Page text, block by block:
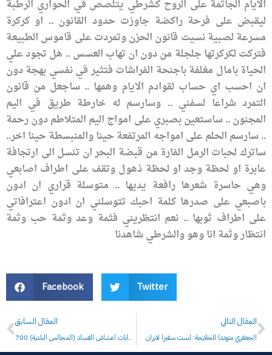
الايام الجاثمة على الروح كشرطي يتلصص في الحواري الرطبة
ليقبض على فرحة راكضة جاوزت حدود القانون .. او كركرة
مسرعة لصبية نسيت قانون الحزن وتمردت على قاموس الطبيعة
فتركت لكركرتها جلجلة من دون ان تهاب العسس .. هل تجود علي
الحياة بامال مغلفة باجنحة الفراشات فتثير في نفسي بهجة دون
ان احسب اي حساب لقوادم الايام وهمها .. ساجعل من قانون
التمرد شراعا لسفني .. وسارسم له خارطة طريق في اليم
المجنون .. ساستعين بصبري على امواج اليم المتلاطم دون رحمة
.. سارسم الحلم على امواجه المرتفعة حينا والمنبسطة حينا اخر..
ساترك لحبات الرمل الفارة من قبضة البحر ان تنسل الى ارتجافة
عابرة او لحظة وجد او لحظة ذهول وتقف على اطراف اصابعي
وهي حاسرة شعرها رافعة يديها .. متوسلة قراري ان ادون
باصبعي على صدرها كلمة احبك تتوسلني ان ادون اعترافاتي
على اطراف ثوبها .. نعم انتظريني فثمة وعد وثمة حب وثمة
انتظار وثمة انا وهو والشرطي شاهدنا
Facebook Twitter
Prev
المقال السابق
700 مليار دينار عراقي لاجراء انتخابات اعشاش الفساد (المجالس البلدية)
المقال التالي
الجعفري متوددا للخلايجة: لست سفيرا لايران